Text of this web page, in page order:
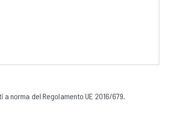
norma del Regolamento UE 2016/679.